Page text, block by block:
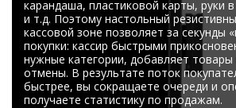
диагональю до 55
дюймов
Промышленные
мониторы для
жестового
управления
карандаша, пластиковой карты, руки
и т.д. Поэтому настольный
кассовой зоне позволяет за секунды
покупки: кассир быстрыми
нужные категории, добавляет
отмены. В результате поток
быстрее, вы сокращаете очереди и
получаете статистику по продажам.